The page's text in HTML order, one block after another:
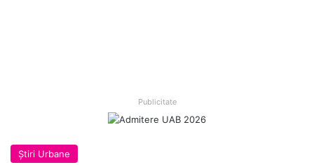
Publicitate
Ştiri Urbane